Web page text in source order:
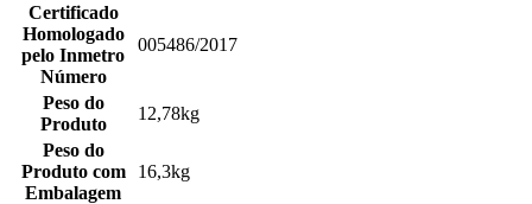
Certificado
Homologado
pelo Inmetro
Número
005486/2017
Peso do
Produto
12,78kg
Peso do
Produto com
Embalagem
16,3kg